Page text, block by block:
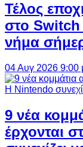
Τέλος
στο Switch
νήμα
04 Αυγ 2026 9:00
9 νέα
έρχονται